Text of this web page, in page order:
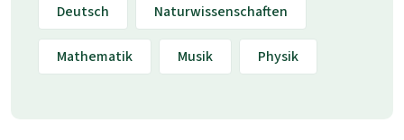
Deutsch Naturwissenschaften
Mathematik Musik Physik